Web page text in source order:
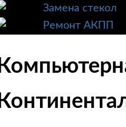
Замена стекол
Ремонт АКПП